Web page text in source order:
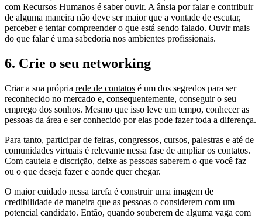
com Recursos Humanos é saber ouvir. A ânsia por falar e contribuir
de alguma maneira não deve ser maior que a vontade de escutar,
perceber e tentar compreender o que está sendo falado. Ouvir mais
do que falar é uma sabedoria nos ambientes profissionais.
6. Crie o seu networking
Criar a sua própria rede de contatos é um dos segredos para ser
reconhecido no mercado e, consequentemente, conseguir o seu
emprego dos sonhos. Mesmo que isso leve um tempo, conhecer as
pessoas da área e ser conhecido por elas pode fazer toda a diferença.
Para tanto, participar de feiras, congressos, cursos, palestras e até de
comunidades virtuais é relevante nessa fase de ampliar os contatos.
Com cautela e discrição, deixe as pessoas saberem o que você faz
ou o que deseja fazer e aonde quer chegar.
O maior cuidado nessa tarefa é construir uma imagem de
credibilidade de maneira que as pessoas o considerem com um
potencial candidato. Então, quando souberem de alguma vaga com